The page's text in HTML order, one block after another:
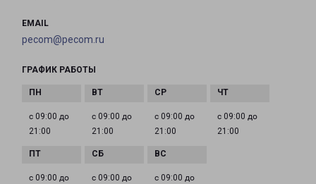
EMAIL
pecom@pecom.ru
ГРАФИК РАБОТЫ
с 09:00 до
21:00
с 09:00 до
21:00
с 09:00 до
21:00
с 09:00 до
21:00
с 09:00 до
с 09:00 до
с 09:00 до